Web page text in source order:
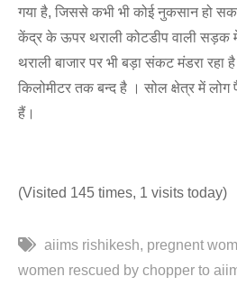
गया है, जिससे कभी भी कोई नुकसान हो
केंद्र के ऊपर थराली कोटडीप वाली सड़क
थराली बाजार पर भी बड़ा संकट मंडरा रहा
किलोमीटर तक बन्द है । सोल क्षेत्र में लोग
हैं।
(Visited 145 times, 1 visits today)
aiims rishikesh pregnent
women rescued by chopper to